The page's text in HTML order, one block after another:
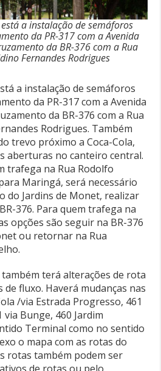
a instalação de semáforos
da PR-317 com a Avenida
da BR-376 com a Rua
Fernandes Rodrigues
a instalação de semáforos
da PR-317 com a Avenida
da BR-376 com a Rua
Rodrigues. Também
trevo próximo a Coca-Cola,
aberturas no canteiro central.
trafega na Rua Rodolfo
Maringá, será necessário
do Jardins de Monet, realizar
376. Para quem trafega na
opções são seguir na BR-376
ou retornar na Rua
terá alterações de rota
fluxo. Haverá mudanças nas
/via Estrada Progresso, 461
Bunge, 460 Jardim
Terminal como no sentido
o mapa com as rotas do
rotas também podem ser